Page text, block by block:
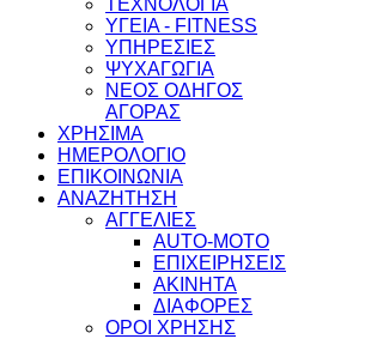
ΤΕΧΝΟΛΟΓΙΑ
ΥΓΕΙΑ - FITNESS
ΥΠΗΡΕΣΙΕΣ
ΨΥΧΑΓΩΓΙΑ
ΝΕΟΣ ΟΔΗΓΟΣ
ΑΓΟΡΑΣ
ΧΡΗΣΙΜΑ
ΗΜΕΡΟΛΟΓΙΟ
ΕΠΙΚΟΙΝΩΝΙΑ
ΑΝΑΖΗΤΗΣΗ
ΑΓΓΕΛΙΕΣ
AUTO-MOTO
ΕΠΙΧΕΙΡΗΣΕΙΣ
ΑΚΙΝΗΤΑ
ΔΙΑΦΟΡΕΣ
ΟΡΟΙ ΧΡΗΣΗΣ